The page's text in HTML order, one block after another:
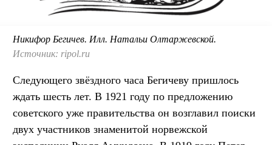
Никифор Бегичев. Илл. Натальи Олтаржевской.
Источник: ripol.ru
Следующего звёздного часа Бегичеву пришлось
ждать шесть лет. В 1921 году по предложению
советского уже правительства он возглавил поиски
двух участников знаменитой норвежской